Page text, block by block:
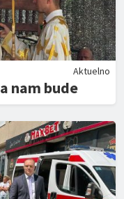
Aktuelno
nam bude